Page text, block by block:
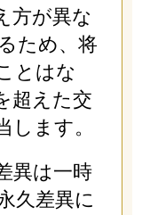
方が異な
ため、将
とはな
超えた交
します。
異は一時
久差異に